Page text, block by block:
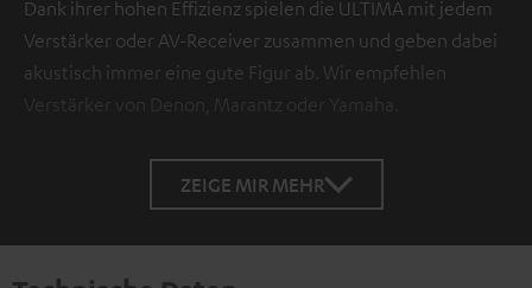
Dank ihrer hohen Effizienz spielen die ULTIMA mit jedem
Verstärker oder AV-Receiver zusammen und geben dabei
akustisch immer eine gute Figur ab. Wir empfehlen
Verstärker von Denon, Marantz oder Yamaha.
ZEIGE MIR MEHR